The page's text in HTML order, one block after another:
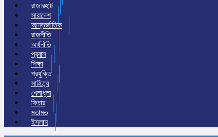
রাজারহাট
সারাদেশ
আন্তর্জাতিক
রাজনীতি
অর্থনীতি
প্রবাস
শিক্ষা
প্রযুক্তি
সাহিত্য
খেলাধুলা
ফিচার
মতামত
ইসলাম